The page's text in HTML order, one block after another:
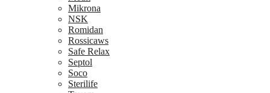
Mikrona
NSK
Romidan
Rossicaws
Safe Relax
Septol
Soco
Sterilife